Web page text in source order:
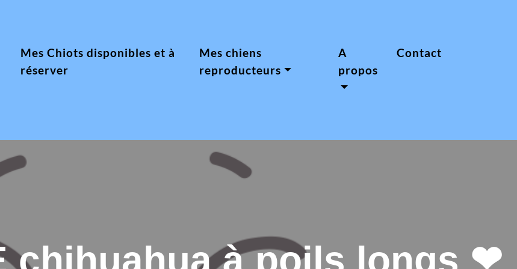
Mes Chiots disponibles et à
réserver
Mes chiens
reproducteurs
A
propos
Contact
chihuahua à poils longs ❤